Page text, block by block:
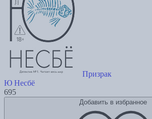
Призрак
Ю Несбё
695
Добавить в избранное